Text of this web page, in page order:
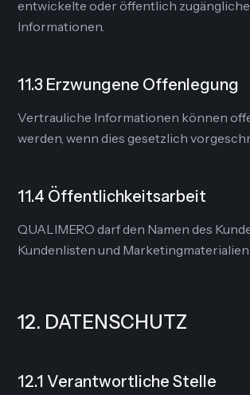
entwickelte oder öffentlich zugängliche
Informationen.
11.3 Erzwungene Offenlegung
Vertrauliche Informationen können
werden, wenn dies gesetzlich
11.4 Öffentlichkeitsarbeit
QUALIMERO darf den Namen des
Kundenlisten und
12. DATENSCHUTZ
12.1 Verantwortliche Stelle